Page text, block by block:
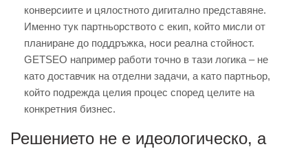
конверсиите и цялостното дигитално представяне.
Именно тук партньорството с екип, който мисли от
планиране до поддръжка, носи реална стойност.
GETSEO например работи точно в тази логика – не
като доставчик на отделни задачи, а като партньор,
който подрежда целия процес според целите на
конкретния бизнес.
Решението не е идеологическо, а